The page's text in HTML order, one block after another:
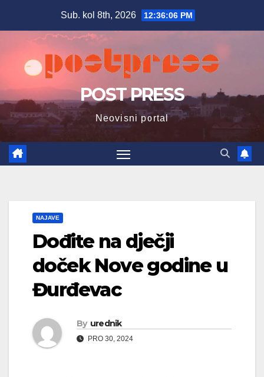
Sub. kol 8th, 2026 12:36:07 PM
POST PRESS
Neovisni portal
NAJAVE
Dođite na dječji
doček Nove godine u
Đurđevac
By urednik
PRO 30, 2024